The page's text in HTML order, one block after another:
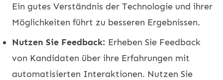
Ein gutes Verständnis der Technologie und ihrer
Möglichkeiten führt zu besseren Ergebnissen.
Nutzen Sie Feedback: Erheben Sie Feedback
von Kandidaten über ihre Erfahrungen mit
automatisierten Interaktionen. Nutzen Sie